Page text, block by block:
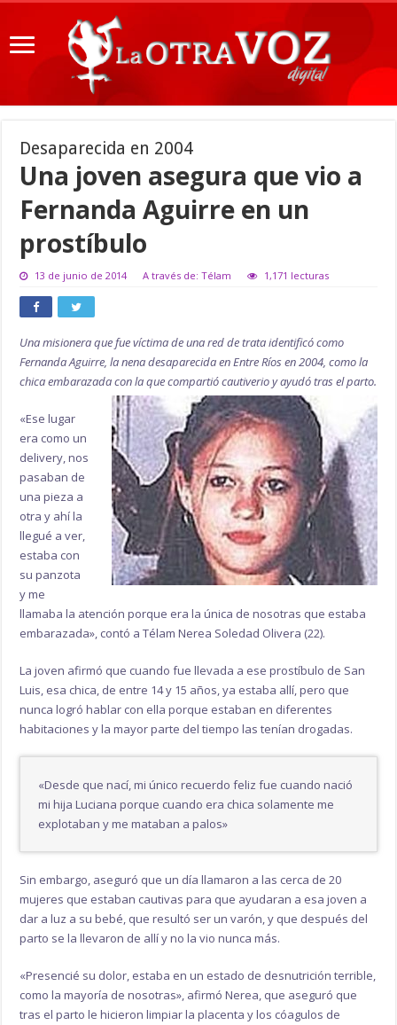
Desaparecida en 2004
Una joven asegura que vio a
Fernanda Aguirre en un
prostíbulo
13 de junio de 2014 A través de: Télam 1,171 lecturas
Una misionera que fue víctima de una red de trata identificó como
Fernanda Aguirre, la nena desaparecida en Entre Ríos en 2004, como la
chica embarazada con la que compartió cautiverio y ayudó tras el parto.
«Ese lugar
era como un
delivery, nos
pasaban de
una pieza a
otra y ahí la
llegué a ver,
estaba con
su panzota
y me
llamaba la atención porque era la única de nosotras que estaba
embarazada», contó a Télam Nerea Soledad Olivera (22).
La joven afirmó que cuando fue llevada a ese prostíbulo de San
Luis, esa chica, de entre 14 y 15 años, ya estaba allí, pero que
nunca logró hablar con ella porque estaban en diferentes
habitaciones y la mayor parte del tiempo las tenían drogadas.
«Desde que nací, mi único recuerdo feliz fue cuando nació
mi hija Luciana porque cuando era chica solamente me
explotaban y me mataban a palos»
Sin embargo, aseguró que un día llamaron a las cerca de 20
mujeres que estaban cautivas para que ayudaran a esa joven a
dar a luz a su bebé, que resultó ser un varón, y que después del
parto se la llevaron de allí y no la vio nunca más.
«Presencié su dolor, estaba en un estado de desnutrición terrible,
como la mayoría de nosotras», afirmó Nerea, que aseguró que
tras el parto le hicieron limpiar la placenta y los cóagulos de